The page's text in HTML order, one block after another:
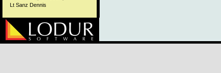
Lt Sanz Dennis